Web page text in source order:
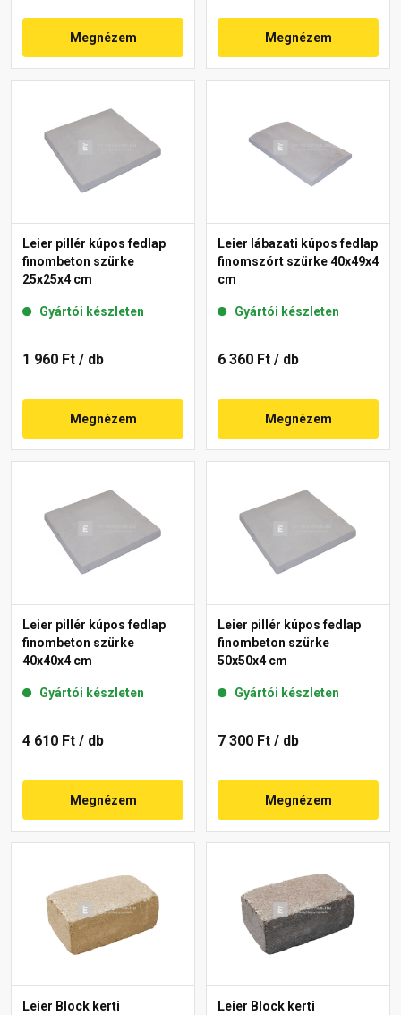
Megnézem Megnézem
Leier pillér kúpos fedlap
finombeton szürke
25x25x4 cm
Gyártói készleten
1 960 Ft / db
Megnézem
Leier lábazati kúpos fedlap
finomszórt szürke 40x49x4
cm
Gyártói készleten
6 360 Ft / db
Megnézem
Leier pillér kúpos fedlap
finombeton szürke
40x40x4 cm
Gyártói készleten
4 610 Ft / db
Megnézem
Leier pillér kúpos fedlap
finombeton szürke
50x50x4 cm
Gyártói készleten
7 300 Ft / db
Megnézem
Leier Block kerti Leier Block kerti